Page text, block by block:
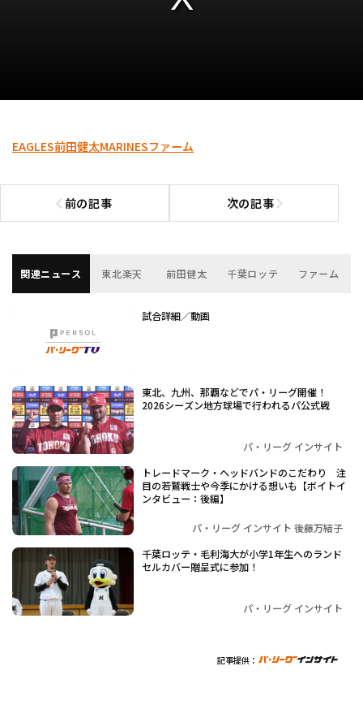
EAGLES前田健太MARINESファーム
前の記事
前の記事へ 次の記事次の記事へ
関連ニュース 東北楽天 前田健太 千葉ロッテ ファーム
試合詳細／動画
東北、九州、那覇などでパ・リーグ開催！
2026シーズン地方球場で行われるパ公式戦
パ・リーグ インサイト
トレードマーク・ヘッドバンドのこだわり 注
目の若鷲戦士や今季にかける想いも【ボイトイ
ンタビュー：後編】
パ・リーグ インサイト 後藤万結子
千葉ロッテ・毛利海大が小学1年生へのランド
セルカバー贈呈式に参加！
パ・リーグ インサイト
記事提供：